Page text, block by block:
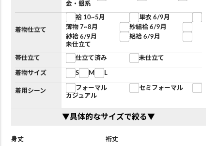
金・銀系
着物仕立て
袷 10~5月
単衣 6/9月
薄物 7~8月
紗絽袷 6/9月
紗袷 6/9月
絽袷 6/9月
未仕立て
帯仕立て 仕立て済み 未仕立て
着物サイズ S M L
着用シーン フォーマル
セミフォーマル
カジュアル
▼具体的なサイズで絞る▼
身丈 裄丈